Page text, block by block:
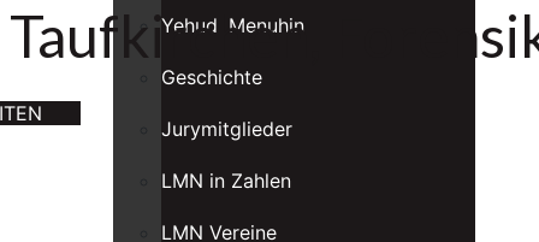
Yehudi Menuhin
Geschichte
Jurymitglieder
LMN in Zahlen
LMN Vereine